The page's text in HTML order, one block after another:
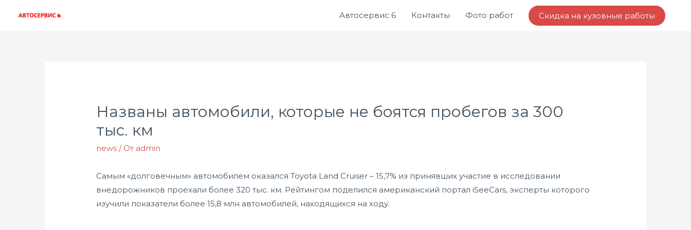
Автосервис 6 Контакты Фото работ Скидка на кузовные работы
Названы автомобили, которые не боятся пробегов за 300
тыс. км
news / От admin
Самым «долговечным» автомобилем оказался Toyota Land Cruiser – 15,7% из принявших участие в исследовании
внедорожников проехали более 320 тыс. км. Рейтингом поделился американский портал iSeeCars, эксперты которого
изучили показатели более 15,8 млн автомобилей, находящихся на ходу.